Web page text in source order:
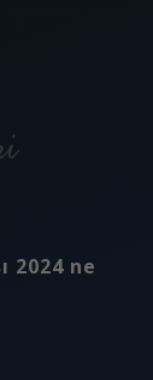
2024 ne